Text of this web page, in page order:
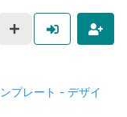
プレート - デザイ